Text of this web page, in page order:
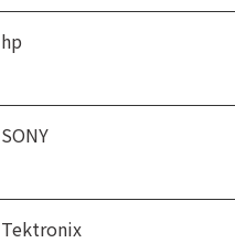
hp
SONY
Tektronix